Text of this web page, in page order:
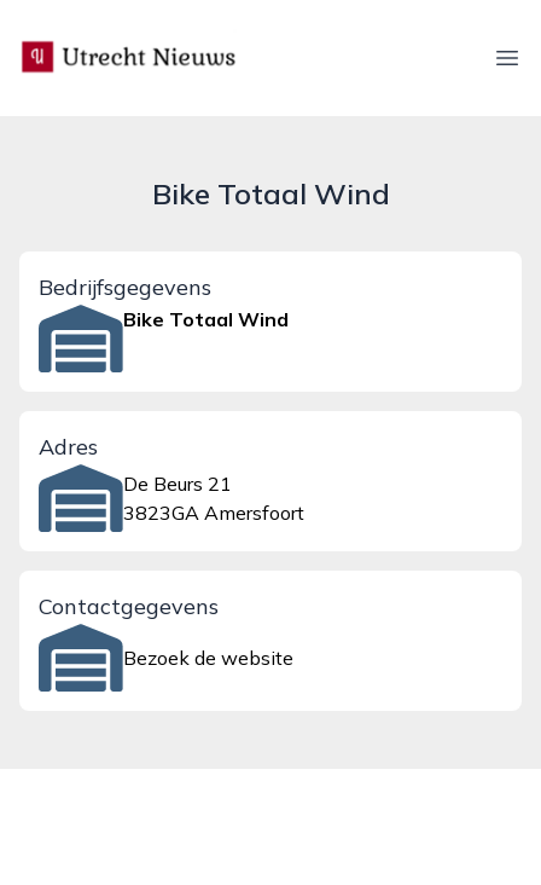
utrecht-nieuws.nl
Bike Totaal Wind
Bedrijfsgegevens
Bike Totaal Wind
Adres
De Beurs 21
3823GA Amersfoort
Contactgegevens
Bezoek de website